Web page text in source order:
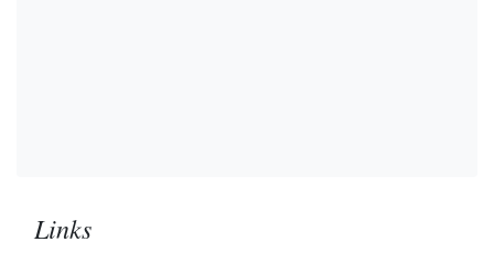
Links